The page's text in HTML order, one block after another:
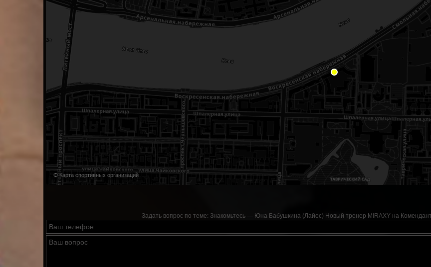
© Карта спортивных организаций
Задать вопрос по теме: Знакомьтесь — Юна Бабушкина (Лайес) Новый тренер MIRAXY на